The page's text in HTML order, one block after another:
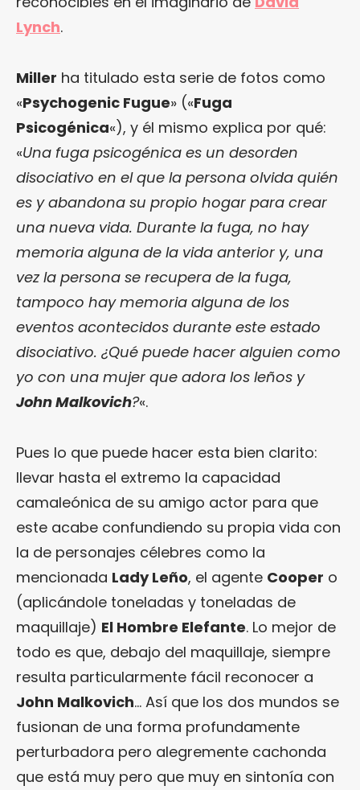
Lynch.
Miller ha titulado esta serie de fotos como
«Psychogenic Fugue» («Fuga
Psicogénica«), y él mismo explica por qué:
«Una fuga psicogénica es un desorden
disociativo en el que la persona olvida quién
es y abandona su propio hogar para crear
una nueva vida. Durante la fuga, no hay
memoria alguna de la vida anterior y, una
vez la persona se recupera de la fuga,
tampoco hay memoria alguna de los
eventos acontecidos durante este estado
disociativo. ¿Qué puede hacer alguien como
yo con una mujer que adora los leños y
John Malkovich?«.
Pues lo que puede hacer esta bien clarito:
llevar hasta el extremo la capacidad
camaleónica de su amigo actor para que
este acabe confundiendo su propia vida con
la de personajes célebres como la
mencionada Lady Leño, el agente Cooper o
(aplicándole toneladas y toneladas de
maquillaje) El Hombre Elefante. Lo mejor de
todo es que, debajo del maquillaje, siempre
resulta particularmente fácil reconocer a
John Malkovich… Así que los dos mundos se
fusionan de una forma profundamente
perturbadora pero alegremente cachonda
que está muy pero que muy en sintonía con